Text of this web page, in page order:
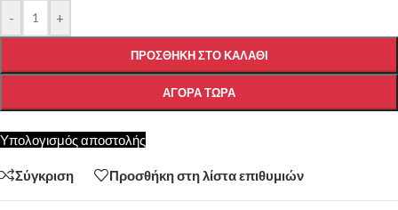
- +
ΠΡΟΣΘΉΚΗ ΣΤΟ ΚΑΛΆΘΙ
ΑΓΟΡΆ ΤΏΡΑ
Υπολογισμός αποστολής
Σύγκριση Προσθήκη στη λίστα επιθυμιών